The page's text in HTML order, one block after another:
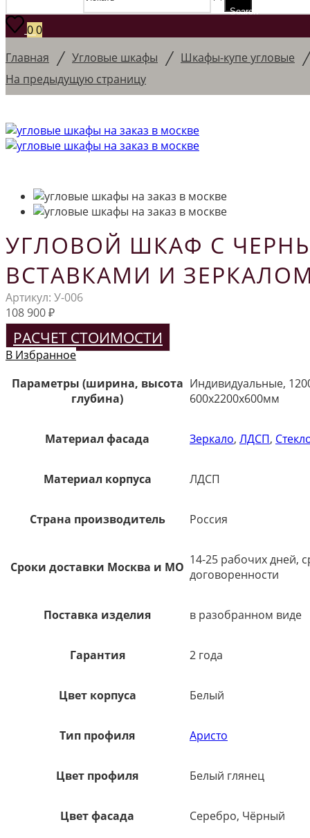
Search
00
Главная / Угловые шкафы / Шкафы-купе угловые
На предыдущую страницу
УГЛОВОЙ ШКАФ С
ВСТАВКАМИ И
Артикул: У-006
108 900₽
РАСЧЕТ СТОИМОСТИ
В Избранное
Параметры (ширина, высота
глубина)
Индивидуальные,
600х2200х600мм
Материал фасада Зеркало, ЛДСП,
Материал корпуса ЛДСП
Страна производитель Россия
Сроки доставки Москва и МО 14-25 рабочих дней,
договоренности
Поставка изделия в разобранном виде
Гарантия 2 года
Цвет корпуса Белый
Тип профиля Аристо
Цвет профиля Белый глянец
Цвет фасада Серебро, Чёрный